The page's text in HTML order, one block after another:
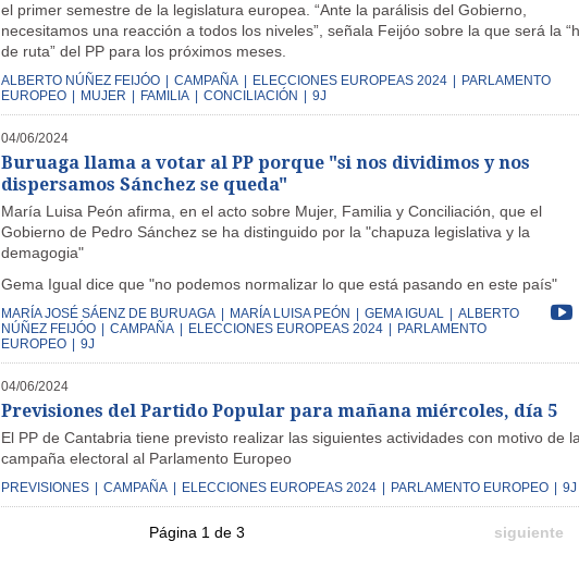
el primer semestre de la legislatura europea. “Ante la parálisis del Gobierno,
necesitamos una reacción a todos los niveles”, señala Feijóo sobre la que será la
de ruta” del PP para los próximos meses.
ALBERTO NÚÑEZ FEIJÓO CAMPAÑA ELECCIONES EUROPEAS 2024
PARLAMENTO
EUROPEO
MUJER FAMILIA CONCILIACIÓN 9J
04/06/2024
Buruaga llama a votar al PP porque "si nos dividimos y nos
dispersamos Sánchez se queda"
María Luisa Peón afirma, en el acto sobre Mujer, Familia y Conciliación, que el
Gobierno de Pedro Sánchez se ha distinguido por la "chapuza legislativa y la
demagogia"
Gema Igual dice que "no podemos normalizar lo que está pasando en este país"
MARÍA JOSÉ SÁENZ DE BURUAGA MARÍA LUISA PEÓN GEMA IGUAL
ALBERTO
NÚÑEZ FEIJÓO
CAMPAÑA ELECCIONES EUROPEAS 2024
PARLAMENTO
EUROPEO
9J
04/06/2024
Previsiones del Partido Popular para mañana miércoles, día 5
El PP de Cantabria tiene previsto realizar las siguientes actividades con motivo de la
campaña electoral al Parlamento Europeo
PREVISIONES CAMPAÑA ELECCIONES EUROPEAS 2024 PARLAMENTO EUROPEO 9J
Página 1 de 3 siguiente